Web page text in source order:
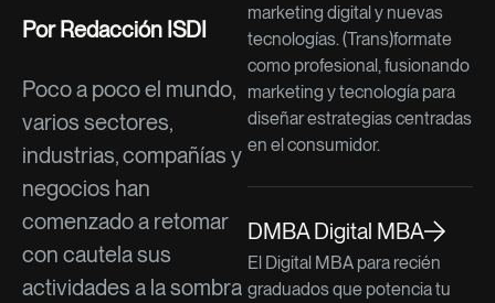
Por Redacción ISDI
Poco a poco el mundo,
varios sectores,
industrias, compañías y
negocios han
comenzado a retomar
con cautela sus
actividades a la sombra
marketing digital y nuevas
tecnologías. (Trans)formate
como profesional, fusionando
marketing y tecnología para
diseñar estrategias centradas
en el consumidor.
DMBA Digital MBA
El Digital MBA para recién
graduados que potencia tu